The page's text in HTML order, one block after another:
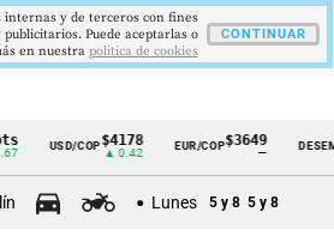
USD/COP$4178
▲ 0.42
EUR/COP$3649
—
DESEMPLEO
Lunes 5 y 8 5 y 8
internas y de terceros con fines
Puede aceptarlas o
en nuestra politica de cookies
CONTINUAR